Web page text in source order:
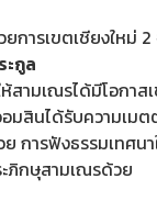
ยการเขตเชียงใหม่
กูล
มเณรได้มีโอกาส
สินได้รับความเ
การฟังธรรมเทศ
ภิกษุสามเณรด้วย